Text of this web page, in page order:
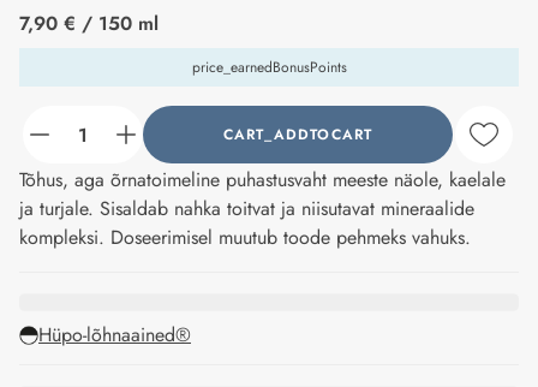
price_label
7,90 € / 150 ml
price_earnedBonusPoints
counter_current CART_ADDTOCART
Tõhus, aga õrnatoimeline puhastusvaht meeste näole, kaelale
ja turjale. Sisaldab nahka toitvat ja niisutavat mineraalide
kompleksi. Doseerimisel muutub toode pehmeks vahuks.
Hüpo-lõhnaained®